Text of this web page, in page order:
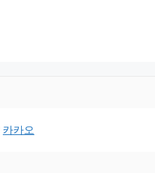
카카오